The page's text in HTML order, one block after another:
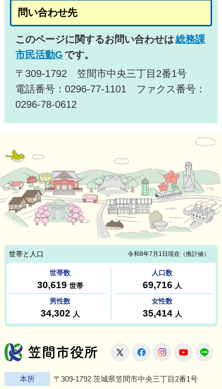
問い合わせ先
このページに関するお問い合わせは総務課
市民活動G です。
〒309-1792 笠間市中央三丁目2番1号
電話番号：0296-77-1101 ファクス番号：
0296-78-0612
笠間市役所
X FacebookInstagram
本所 〒309-1792 茨城県笠間市中央三丁目2番1号